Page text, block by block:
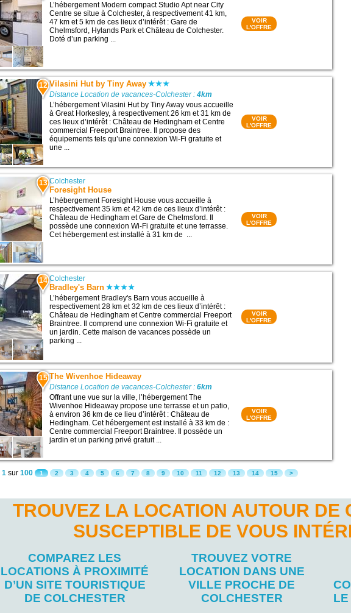
L’hébergement Modern compact Studio Apt near City
Centre se situe à Colchester, à respectivement 41 km,
47 km et 5 km de ces lieux d’intérêt : Gare de
Chelmsford, Hylands Park et Château de Colchester.
Doté d’un parking ...
VOIR
L'OFFRE
12 Vilasini Hut by Tiny Away
Distance Location de vacances-Colchester :4km
L’hébergement Vilasini Hut by Tiny Away vous accueille
à Great Horkesley, à respectivement 26 km et 31 km de
ces lieux d’intérêt : Château de Hedingham et Centre
commercial Freeport Braintree. Il propose des
équipements tels qu’une connexion Wi-Fi gratuite et
une ...
VOIR
L'OFFRE
13 Colchester
Foresight House
L’hébergement Foresight House vous accueille à
respectivement 35 km et 42 km de ces lieux d’intérêt :
Château de Hedingham et Gare de Chelmsford. Il
possède une connexion Wi-Fi gratuite et une terrasse.
Cet hébergement est installé à 31 km de ...
VOIR
L'OFFRE
14 Colchester
Bradley's Barn
L’hébergement Bradley's Barn vous accueille à
respectivement 28 km et 32 km de ces lieux d’intérêt :
Château de Hedingham et Centre commercial Freeport
Braintree. Il comprend une connexion Wi-Fi gratuite et
un jardin. Cette maison de vacances possède un
parking ...
VOIR
L'OFFRE
15 The Wivenhoe Hideaway
Distance Location de vacances-Colchester :6km
Offrant une vue sur la ville, l’hébergement The
Wivenhoe Hideaway propose une terrasse et un patio,
à environ 36 km de ce lieu d’intérêt : Château de
Hedingham. Cet hébergement est installé à 33 km de :
Centre commercial Freeport Braintree. Il possède un
jardin et un parking privé gratuit ...
VOIR
L'OFFRE
1 sur 100 1 2 3 4 5 6 7 8 9 10 11 12 13 14 15 >
TROUVEZ LA LOCATION AUTOUR DE
SUSCEPTIBLE DE VOUS
COMPAREZ LES
LOCATIONS À PROXIMITÉ
D’UN SITE TOURISTIQUE
DE COLCHESTER
TROUVEZ VOTRE
LOCATION DANS UNE
VILLE PROCHE DE
COLCHESTER
LE